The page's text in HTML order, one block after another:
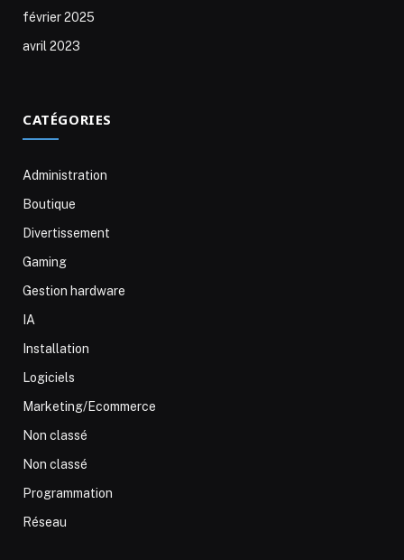
février 2025
avril 2023
CATÉGORIES
Administration
Boutique
Divertissement
Gaming
Gestion hardware
IA
Installation
Logiciels
Marketing/Ecommerce
Non classé
Non classé
Programmation
Réseau